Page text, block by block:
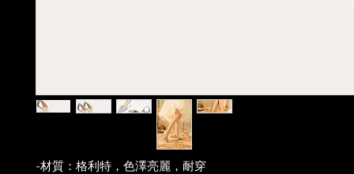
-材質：格利特，色澤亮麗，耐穿